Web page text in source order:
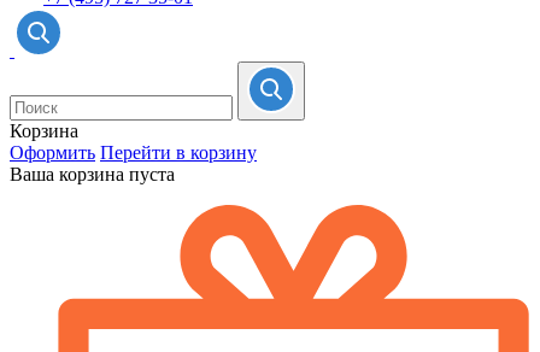
Корзина
Оформить Перейти в корзину
Ваша корзина пуста